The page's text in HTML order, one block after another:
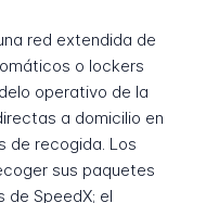
red extendida de
o lockers
operativo de la
a domicilio en
de recogida. Los
sus paquetes
SpeedX; el